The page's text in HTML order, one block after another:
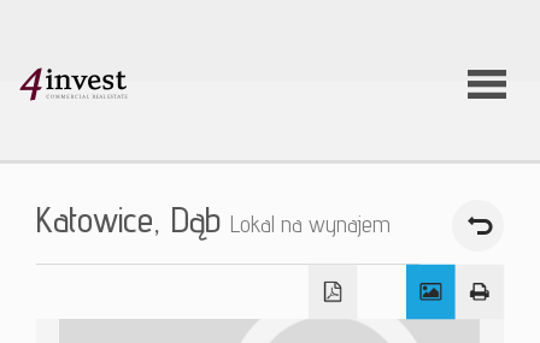
O firmie
Katowice, Dąb Lokal na wynajem